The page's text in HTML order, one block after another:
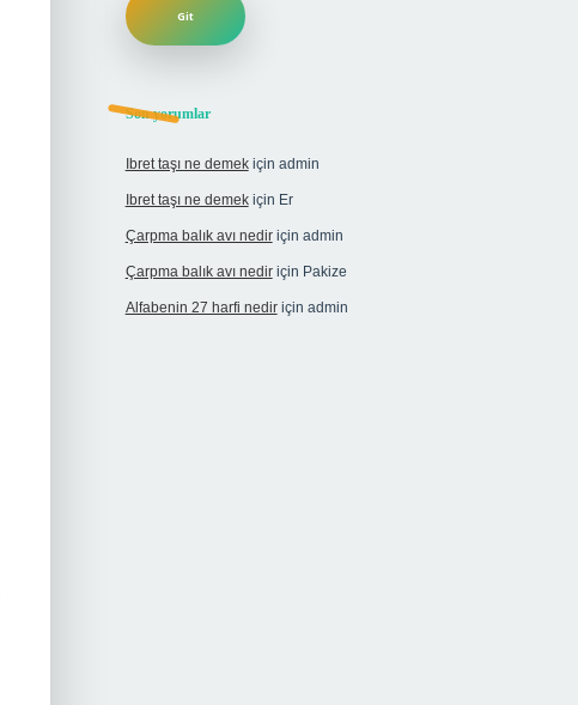
Son yorumlar
Ibret taşı ne demekiçin admin
Ibret taşı ne demekiçin Er
Çarpma balık avı nediriçin admin
Çarpma balık avı nediriçin Pakize
Alfabenin 27 harfi nediriçin admin